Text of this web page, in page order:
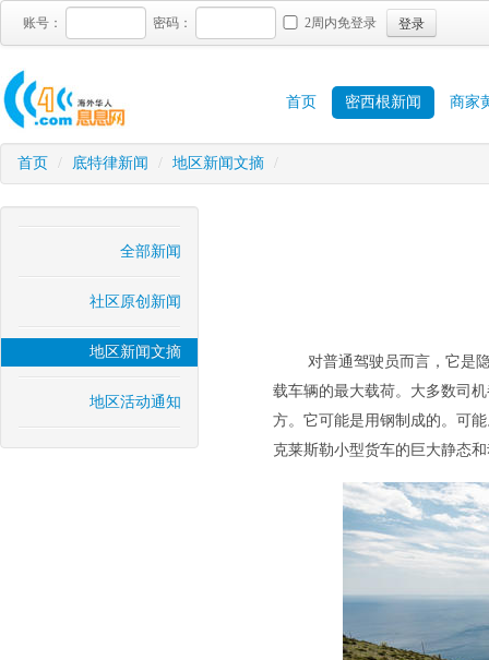
账号： 密码： 2周内免登录 登录
首页 密西根新闻 商家
首页 / 底特律新闻 / 地区新闻文摘 /
全部新闻
社区原创新闻
地区新闻文摘
地区活动通知
对普通驾驶员而言，它是
载车辆的最大载荷。大多数司
方。它可能是用钢制成的。可
克莱斯勒小型货车的巨大静态